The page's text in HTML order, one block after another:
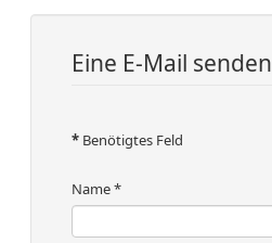
Eine E-Mail senden
* Benötigtes Feld
Name*